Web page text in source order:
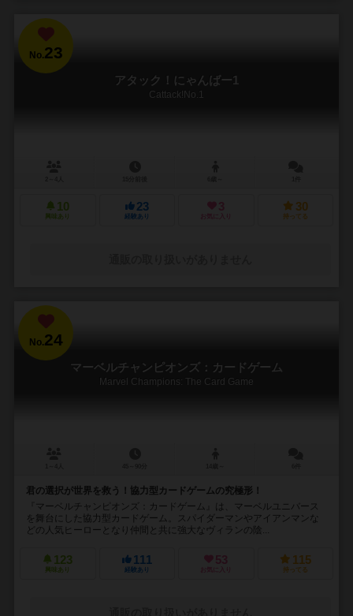
No.23
アタック！にゃんばー1
Cattack!No.1
10
興味あり
23
経験あり
3
お気に入り
30
持ってる
No.24
マーベルチャンピオンズ：カードゲーム
Marvel Champions: The Card Game
君の選択が世界を救う！協力型カードゲームの究極形！
『マーベルチャンピオンズ：カードゲーム』は、マーベルユニバース
を舞台にした協力型カードゲーム。スパイダーマンやアイアンマンな
どの人気ヒーローとなり仲間と共に強大なヴィランの陰...
123
興味あり
111
経験あり
53
お気に入り
115
持ってる